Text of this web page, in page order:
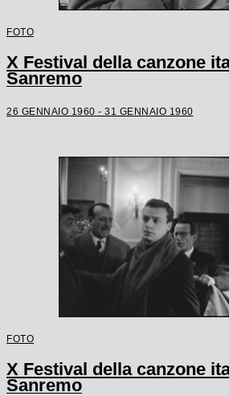
FOTO
X Festival della canzone
Sanremo
26 GENNAIO 1960 - 31 GENNAIO 1960
FOTO
X Festival della canzone
Sanremo